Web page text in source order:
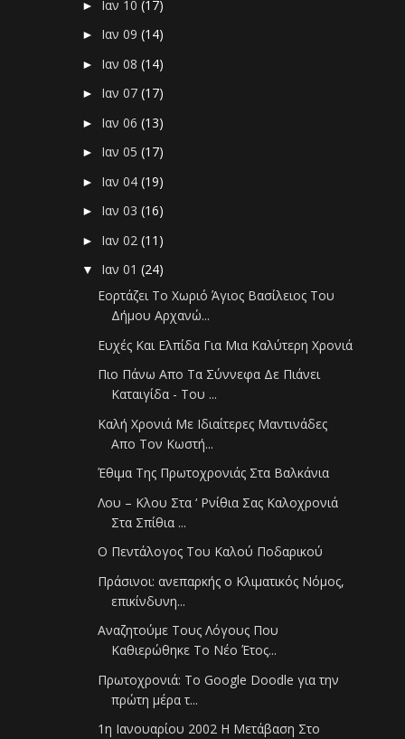
► Ιαν 10(17)
► Ιαν 09(14)
► Ιαν 08(14)
► Ιαν 07(17)
► Ιαν 06(13)
► Ιαν 05(17)
► Ιαν 04(19)
► Ιαν 03(16)
► Ιαν 02(11)
▼ Ιαν 01(24)
Εορτάζει Το Χωριό Άγιος Βασίλειος Του
Δήμου Αρχανώ...
Ευχές Και Ελπίδα Για Μια Καλύτερη Χρονιά
Πιο Πάνω Απο Τα Σύννεφα Δε Πιάνει
Καταιγίδα - Του ...
Καλή Χρονιά Με Ιδιαίτερες Μαντινάδες
Απο Τον Κωστή...
Έθιμα Της Πρωτοχρονιάς Στα Βαλκάνια
Λου – Κλου Στα ‘ Ρνίθια Σας Καλοχρονιά
Στα Σπίθια ...
Ο Πεντάλογος Του Καλού Ποδαρικού
Πράσινοι: ανεπαρκής ο Κλιματικός Νόμος,
επικίνδυνη...
Αναζητούμε Τους Λόγους Που
Καθιερώθηκε Το Νέο Έτος...
Πρωτοχρονιά: To Google Doodle για την
πρώτη μέρα τ...
1η Ιανουαρίου 2002 Η Μετάβαση Στο